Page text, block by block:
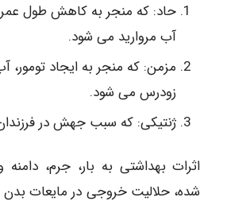
حاد: که منجر به کاهش طول
آب مروارید می شود.
مزمن: که منجر به ایجاد تومور،
زودرس می شود.
ژنتیکی: که سبب جهش در
اثرات بهداشتی به بار، جرم، دامنه
شده، حلالیت خروجی در مایعات بدن